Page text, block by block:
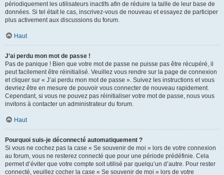
périodiquement les utilisateurs inactifs afin de réduire la taille de leur base de
données. Si tel était le cas, inscrivez-vous de nouveau et essayez de participer
plus activement aux discussions du forum.
Haut
J’ai perdu mon mot de passe !
Pas de panique ! Bien que votre mot de passe ne puisse pas être récupéré, il
peut facilement être réinitialisé. Veuillez vous rendre sur la page de connexion
et cliquer sur « J’ai perdu mon mot de passe ». Suivez les instructions et vous
devriez être en mesure de pouvoir vous connecter de nouveau rapidement.
Cependant, si vous ne pouvez pas réinitialiser votre mot de passe, nous vous
invitons à contacter un administrateur du forum.
Haut
Pourquoi suis-je déconnecté automatiquement ?
Si vous ne cochez pas la case « Se souvenir de moi » lors de votre connexion
au forum, vous ne resterez connecté que pour une période prédéfinie. Cela
permet d’éviter que votre compte soit utilisé par quelqu’un d’autre. Pour rester
connecté, veuillez cocher la case « Se souvenir de moi » lors de votre